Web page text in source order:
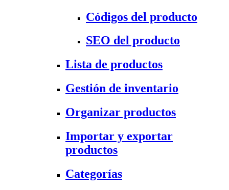
Códigos del producto
SEO del producto
Lista de productos
Gestión de inventario
Organizar productos
Importar y exportar
productos
Categorías